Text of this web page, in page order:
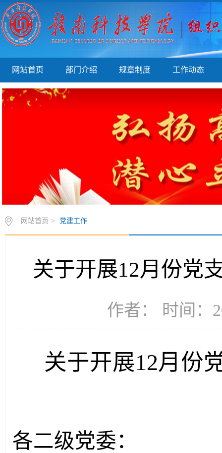
网站首页 部门介绍 规章制度 工作动态
网站首页 > 党建工作
关于开展12月份党
作者： 时间：
关于开展12月份
各二级党委：